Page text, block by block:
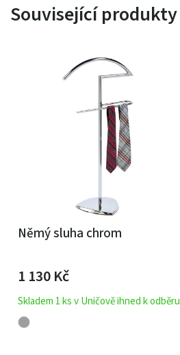
Související produkty
Němý sluha chrom
1 130Kč
Skladem 1 ks v Uničově ihned k odběru